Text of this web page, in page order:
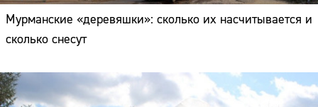
Мурманские «деревяшки»: сколько их насчитывается и
сколько снесут